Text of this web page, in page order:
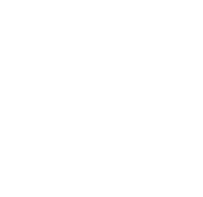
의 타입>